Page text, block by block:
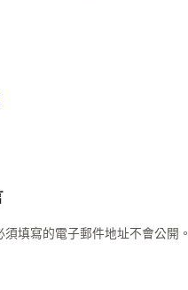
須填寫的電子郵件地址不會公開。